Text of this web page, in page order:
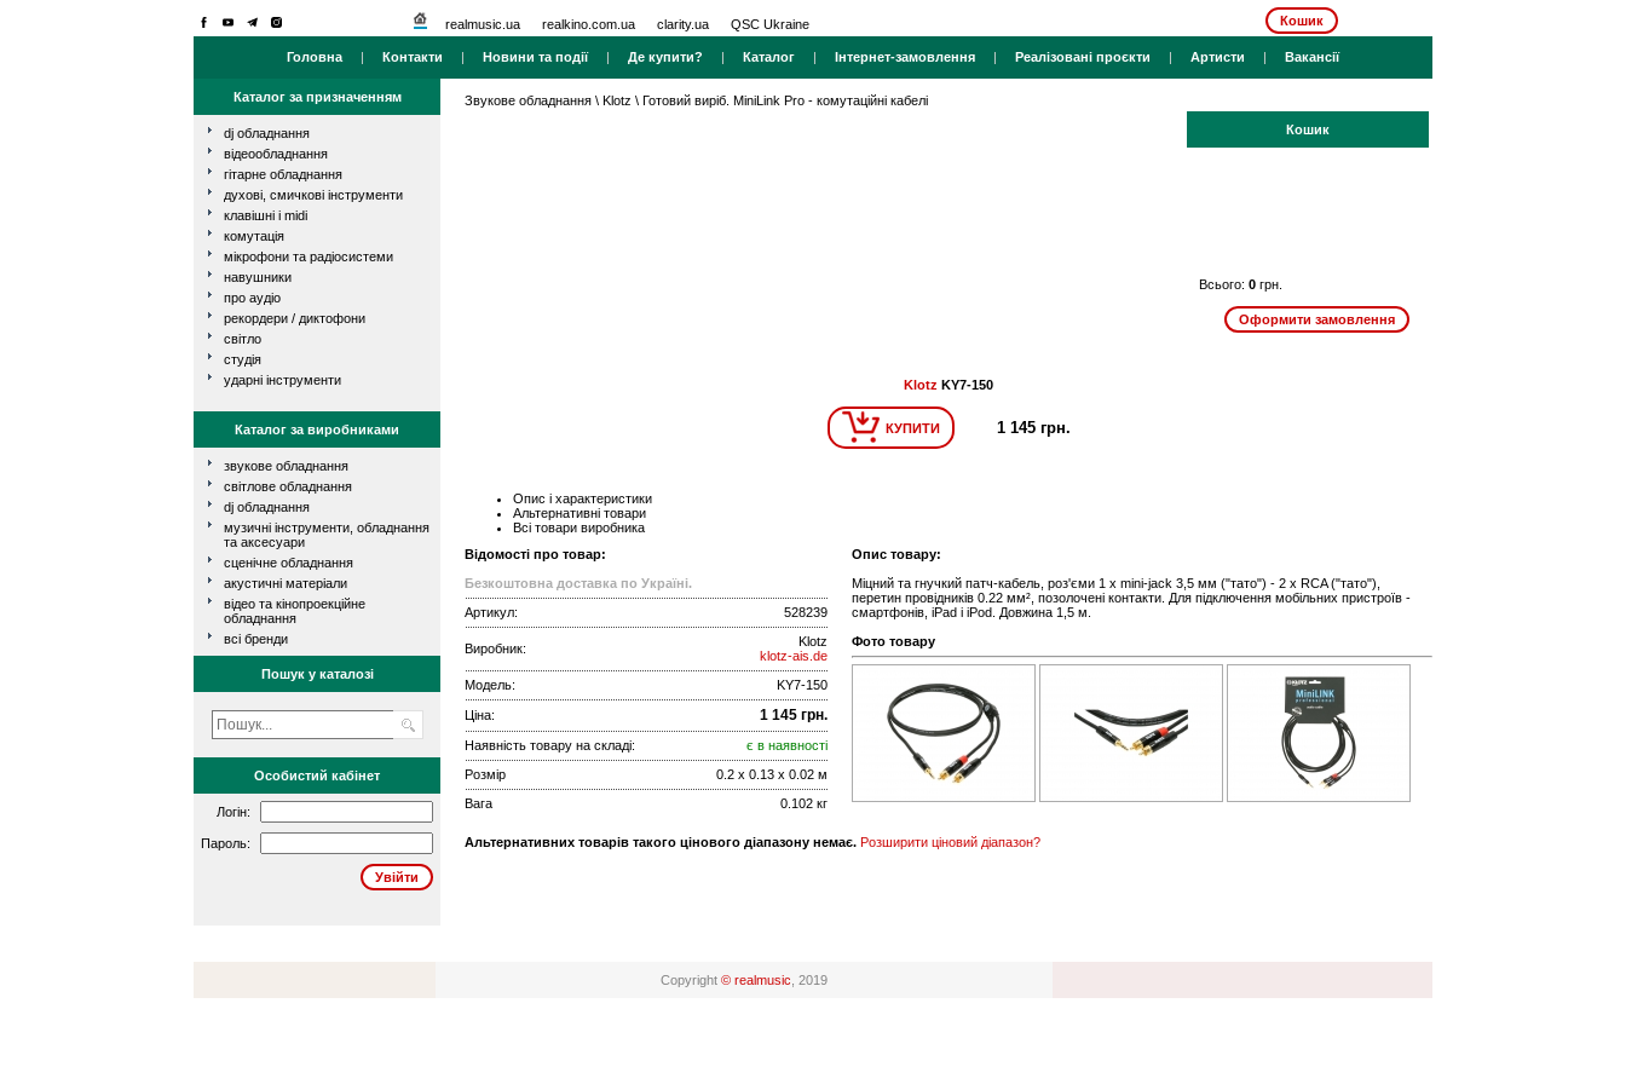
realmusic.ua realkino.com.ua clarity.ua QSC Ukraine Кошик
Головна | Контакти | Новини та події| Де купити? | Каталог | Інтернет-замовлення | Реалізовані проєкти | Артисти | Вакансії
Каталог за призначенням
dj обладнання
відеообладнання
гітарне обладнання
духові, смичкові інструменти
клавішні і midi
комутація
мікрофони та радіосистеми
навушники
про аудіо
рекордери / диктофони
світло
студія
ударні інструменти
Каталог за виробниками
звукове обладнання
світлове обладнання
dj обладнання
музичні інструменти, обладнання
та аксесуари
сценічне обладнання
акустичні матеріали
відео та кінопроекційне
обладнання
всі бренди
Пошук у каталозі
Особистий кабінет
Логін:
Пароль:
Звукове обладнання \ Klotz \ Готовий виріб. MiniLink Pro - комутаційні кабелі
Кошик
Всього: 0 грн.
Klotz KY7-150
КУПИТИ 1 145 грн.
Опис і характеристики
Альтернативні товари
Всі товари виробника
Відомості про товар:
Безкоштовна доставка по Україні.
Артикул:
528239
Виробник:
Klotz
klotz-ais.de
Модель:
KY7-150
Ціна: 1 145 грн.
Наявність товару на складі:
є в наявності
Розмір
0.2 x 0.13 x 0.02 м
Вага
0.102 кг
Опис товару:
Міцний та гнучкий патч-кабель, роз'єми 1 х mini-jack 3,5 мм ("тато") - 2 х RCA ("тато"),
перетин провідників 0.22 мм², позолочені контакти. Для підключення мобільних пристроїв -
смартфонів, iPad і iPod. Довжина 1,5 м.
Фото товару
Альтернативних товарів такого цінового діапазону немає. Розширити ціновий діапазон?
Copyright © realmusic , 2019